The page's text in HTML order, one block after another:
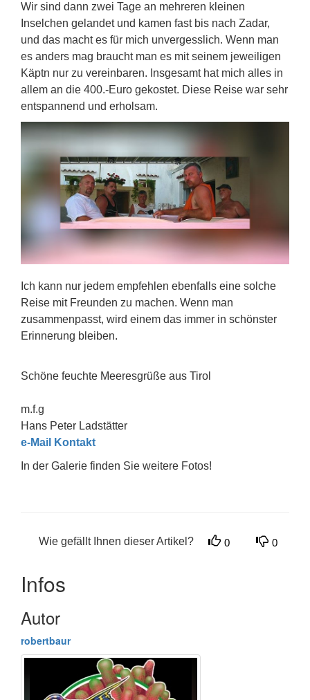
Wir sind dann zwei Tage an mehreren kleinen
Inselchen gelandet und kamen fast bis nach Zadar,
und das macht es für mich unvergesslich. Wenn man
es anders mag braucht man es mit seinem jeweiligen
Käptn nur zu vereinbaren. Insgesamt hat mich alles in
allem an die 400.-Euro gekostet. Diese Reise war sehr
entspannend und erholsam.
Ich kann nur jedem empfehlen ebenfalls eine solche
Reise mit Freunden zu machen. Wenn man
zusammenpasst, wird einem das immer in schönster
Erinnerung bleiben.
Schöne feuchte Meeresgrüße aus Tirol
m.f.g
Hans Peter Ladstätter
e-Mail Kontakt
In der Galerie finden Sie weitere Fotos!
Wie gefällt Ihnen dieser Artikel? 0 0
Infos
Autor
robertbaur